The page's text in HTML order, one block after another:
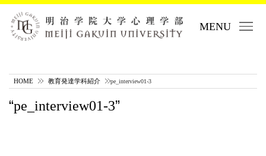
MENU
HOME 教育発達学科紹介 pe_interview01-3
pe_interview01-3